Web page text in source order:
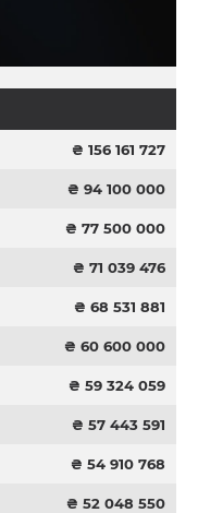
₴ 156 161 727
₴ 94 100 000
₴ 77 500 000
₴ 71 039 476
₴ 68 531 881
₴ 60 600 000
₴ 59 324 059
₴ 57 443 591
₴ 54 910 768
₴ 52 048 550